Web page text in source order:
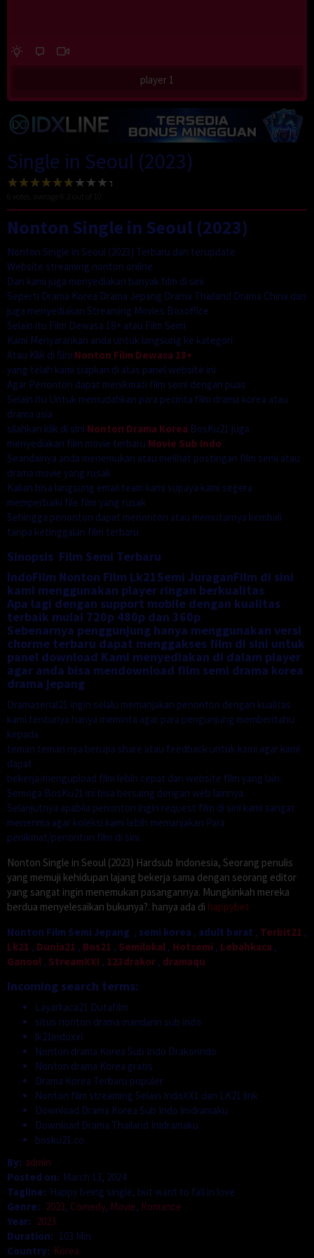
player 1
Single in Seoul (2023)
votes, average
Nonton Single in Seoul (2023)
Nonton Single in Seoul (2023) Terbaru dan terupdate
Website streaming nonton online
Dan kami juga menyediakan banyak film di sini
Seperti Drama Korea Drama Jepang Drama Thailand Drama China dan
juga menyediakan Streaming Movies Boxoffice
Selain itu Film Dewasa 18+ atau Film Semi
Kami Menyarankan anda untuk langsung ke kategori
Atau Klik di Sini Nonton Film Dewasa 18+
yang telah kami siapkan di atas panel website ini
Agar Penonton dapat menikmati film semi dengan puas
Selain itu Untuk memudahkan para pecinta film drama korea atau
drama asia
silahkan klik di sini Nonton Drama Korea BosKu21 juga
menyediakan film movie terbaru Movie Sub Indo
Seandainya anda menemukan atau melihat postingan film semi atau
drama movie yang rusak
Kalian bisa langsung email team kami supaya kami segera
memperbaiki file film yang rusak
Sehingga penonton dapat menonton atau memutarnya kembali
tanpa ketinggalan film terbaru
Sinopsis Film Semi Terbaru
IndoFilm Nonton Film Lk21Semi JuraganFilm di sini
kami menggunakan player ringan berkualitas
Apa lagi dengan support mobile dengan kualitas
terbaik mulai 720p 480p dan 360p
Sebenarnya penggunjung hanya menggunakan versi
chorme terbaru dapat menggakses film di sini untuk
panel download Kami menyediakan di dalam player
agar anda bisa mendownload film semi drama korea
drama jepang
Dramaserial21 ingin selalu memanjakan penonton dengan kualitas
kami tentunya hanya meminta agar para pengunjung memberitahu
kepada
teman teman nya berupa share atau feedback untuk kami agar kami
dapat
bekerja/mengupload film lebih cepat dari website film yang lain.
Semoga BosKu21 ini bisa bersaing dengan web lainnya.
Selanjutnya apabila penonton ingin request film di sini kami sangat
menerima agar koleksi kami lebih memanjakan Para
penikmat/penonton film di sini.
Nonton Single in Seoul (2023) Hardsub Indonesia, Seorang penulis
yang memuji kehidupan lajang bekerja sama dengan seorang editor
yang sangat ingin menemukan pasangannya. Mungkinkah mereka
berdua menyelesaikan bukunya?. hanya ada di happybet
Nonton Film Semi Jepang , semi korea , adult barat , Terbit21 ,
Lk21 , Dunia21 , Bos21 , Semilokal , Hotsemi , Lebahkaca ,
Ganool , StreamXXI , 123drakor , dramaqu
Incoming search terms:
Layarkaca21 Dutafilm
situs nonton drama mandarin sub indo
lk21indoxxi
Nonton drama Korea Sub Indo Drakorindo
Nonton drama Korea gratis
Drama Korea Terbaru populer
Nonton film streaming Selain IndoXX1 dan LK21 link
Download Drama Korea Sub Indo Inidramaku
Download Drama Thailand Inidramaku
bosku21.co
By: admin
Posted on: March 13, 2024
Tagline: Happy being single, but want to fall in love.
Genre: 2023, Comedy, Movie, Romance
Year: 2023
Duration: 103 Min
Country: Korea